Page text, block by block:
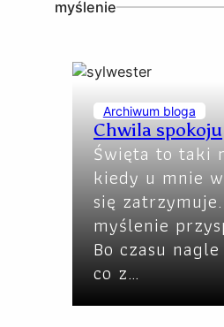
myślenie
Archiwum bloga
Chwila spokoju
Święta to taki
kiedy u mnie
się
myślenie
Bo czasu
co z…